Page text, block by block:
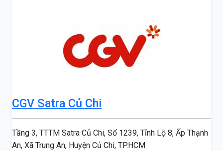
CGV Satra Củ Chi
Tầng 3, TTTM Satra Củ Chi, Số 1239, Tỉnh Lộ 8, Ấp Thạnh
An, Xã Trung An, Huyện Củ Chi, TP.HCM